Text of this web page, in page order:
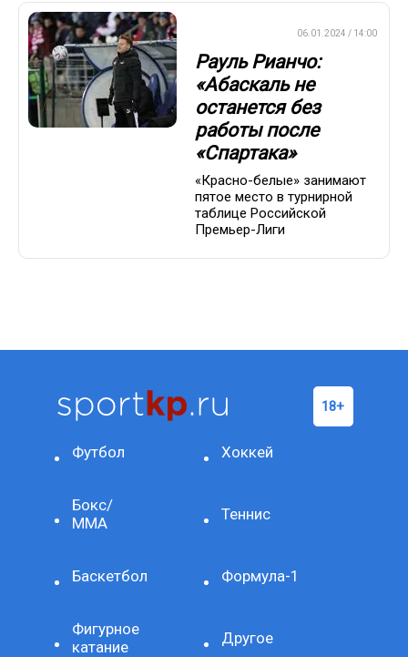
06.01.2024 / 14:00
Рауль Рианчо:
«Абаскаль не
останется без
работы после
«Спартака»
«Красно-белые» занимают
пятое место в турнирной
таблице Российской
Премьер-Лиги
Футбол Хоккей
Бокс/
ММА
Теннис
Баскетбол Формула-1
Фигурное
катание
Другое